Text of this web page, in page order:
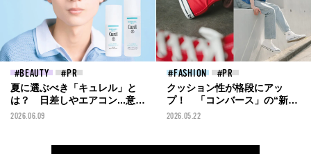
BEAUTY
夏に選ぶべき「キュレル」と
は？ 日差しやエアコン...意外
な乾燥シーズンに、顔とボディ
2026.06.09
FASHION
クッション性が格段にアッ
プ！ 「コンバース」の“新生
オールスター”と服好き３人の
2026.05.22